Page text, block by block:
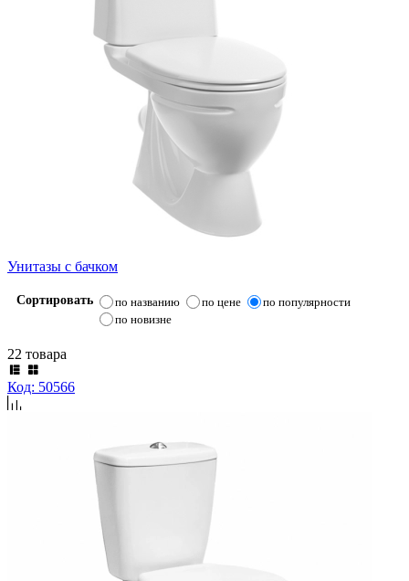
Унитазы с бачком
Сортировать по названию по цене
по популярности
по новизне
22 товара
Код: 50566